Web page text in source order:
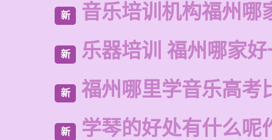
新 音乐培训机构福州哪
新 乐器培训 福州哪家
新 福州哪里学音乐高考
新 学琴的好处有什么呢